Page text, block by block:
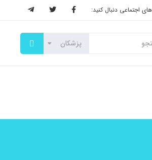
اجتماعی دنبال کنید: